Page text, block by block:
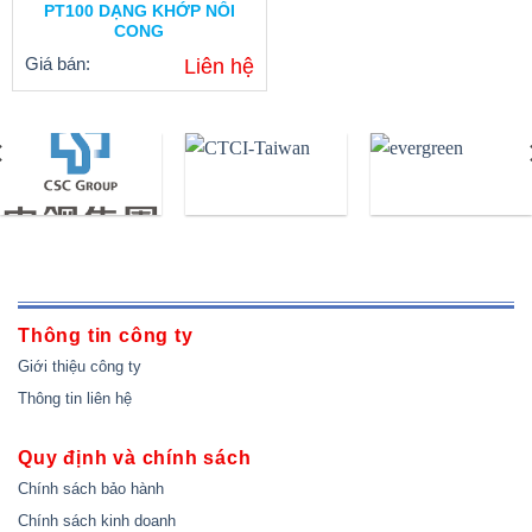
PT100 DẠNG KHỚP NỐI
CONG
Giá bán: Liên hệ
MÃ SẢN PHẨM
CHẤT LIỆU
XUẤT SỨ: TAIWAN
THƯƠNG HIỆU:THERMOWAY
CHẾ ĐỘ BẢO HÀNH:12 THÁNG
DO LỖI NHÀ SẢN XUẤT
ỨNG DỤNG:SỬ DỤNG RỘNG RÃI
TRONG CÁC NGÀNH CÔNG
NGHIỆP ,NGÀNH THỰC PHẨM
TRƯỜNG ĐÔNG LẠNH ,MÔI
TRƯỜNG AXIT ,PHÈN CHUA
vv……
NHIỆT ĐIỆN TRỞ:RTD
Thông tin công ty
Giới thiệu công ty
Thông tin liên hệ
Quy định và chính sách
Chính sách bảo hành
Chính sách kinh doanh